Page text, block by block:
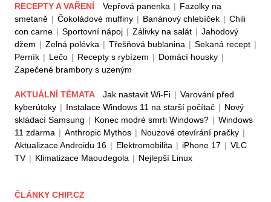
RECEPTY A VAŘENÍ Vepřová panenka | Fazolky na
smetaně | Čokoládové muffiny | Banánový chlebíček | Chili
con carne | Sportovní nápoj | Zálivky na salát | Jahodový
džem | Zelná polévka | Třešňová bublanina | Sekaná recept |
Perník | Lečo | Recepty s rybízem | Domácí housky |
Zapečené brambory s uzeným
AKTUÁLNÍ TÉMATA Jak nastavit Wi-Fi | Varování před
kyberútoky | Instalace Windows 11 na starší počítač | Nový
skládací Samsung | Konec modré smrti Windows? | Windows
11 zdarma | Anthropic Mythos | Nouzové otevírání pračky |
Aktualizace Androidu 16 | Elektromobilita | iPhone 17 | VLC
TV | Klimatizace Maoudegola | Nejlepší Linux
ČLÁNKY CHIP.CZ